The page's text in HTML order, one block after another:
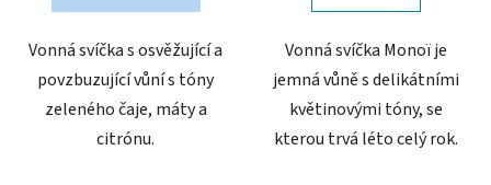
Vonná svíčka s osvěžující a
povzbuzující vůní s tóny
zeleného čaje, máty a
citrónu.
Vonná svíčka Monoï je
jemná vůně s delikátními
květinovými tóny, se
kterou trvá léto celý rok.